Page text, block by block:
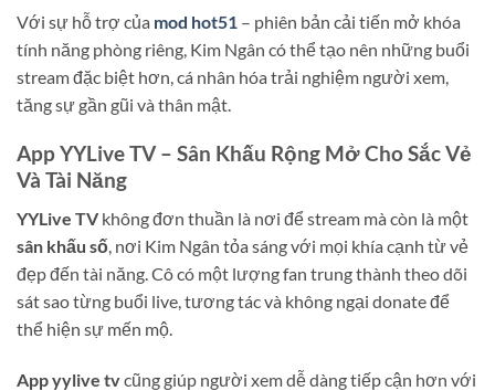
Với sự hỗ trợ của mod hot51 – phiên bản cải tiến mở khóa
tính năng phòng riêng, Kim Ngân có thể tạo nên những buổi
stream đặc biệt hơn, cá nhân hóa trải nghiệm người xem,
tăng sự gần gũi và thân mật.
App YYLive TV – Sân Khấu Rộng Mở Cho Sắc Vẻ
Và Tài Năng
YYLive TV không đơn thuần là nơi để stream mà còn là một
sân khấu số, nơi Kim Ngân tỏa sáng với mọi khía cạnh từ vẻ
đẹp đến tài năng. Cô có một lượng fan trung thành theo dõi
sát sao từng buổi live, tương tác và không ngại donate để
thể hiện sự mến mộ.
App yylive tvcũng giúp người xem dễ dàng tiếp cận hơn với